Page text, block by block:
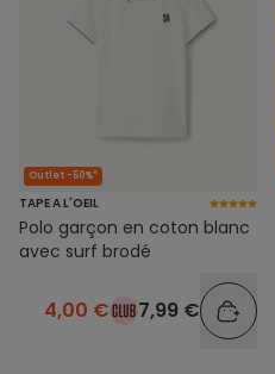
Outlet -50%*
TAPE A L'OEIL
Polo garçon en coton blanc
avec surf brodé
4,00 € 7,99 €